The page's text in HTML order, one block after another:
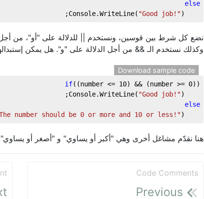
else
"Good job!");
وكذلك نستخدم الـ && من أجل الدلالة على "و". هل يمكن
Download sample code
if((number <= 10) && (number >= 0))
"Good job!");
else
number should be 0 or more and 10 or less!");
هنا نقدّم مشاغل أخرى وهي "أكبر أو يساوي" و "أصغر أو
Code Comments